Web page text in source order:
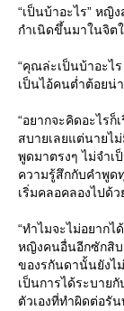
“เป็นบ้าอะไร” หญิ
กำเนิดขึ้นมาในจิต
“คุณล่ะเป็นบ้าอะไ
เป็นไอ้คนต่ำต้อยน่
“อยากจะคิดอะไรก็
สบายเลยแต่นายไ
พูดมาตรงๆ ไม่จำเ
ความรู้สึกกับคำพูด
เริ่มคลอคลองไปด้
“ทำไมจะไม่อยาก
หญิงคนอื่นอีกซักสิบ
ของรกันดานั้นยังไ
เป็นการได้ระบาย
ตัวเองที่ทำผิดต่อรั